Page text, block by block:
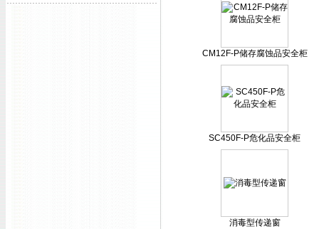
CM12F-P储存腐蚀品安全柜
SC450F-P危化品安全柜
消毒型传递窗